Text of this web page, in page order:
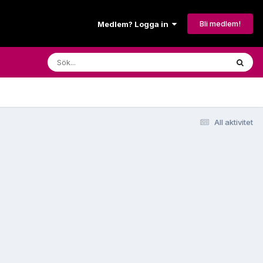
Medlem? Logga in Bli medlem!
All aktivitet